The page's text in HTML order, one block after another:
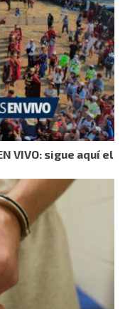
VIVO: sigue aquí el